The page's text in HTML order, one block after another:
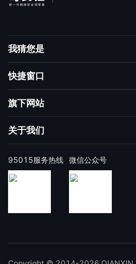
我猜您是
客户
合作伙伴
求职者
快捷窗口
如何购买
产品注册与激活
样本上报
奇安信天守安全软件
旗下网站
网神
技术研究院
补天漏洞响应平台
关于我们
公司简介
公司新闻
进出口合规声明
95015服务热线 微信公众号